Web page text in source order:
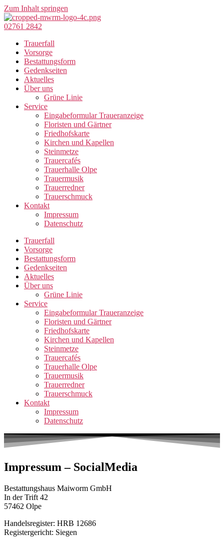
Zum Inhalt springen
02761 2842
Trauerfall
Vorsorge
Bestattungsform
Gedenkseiten
Aktuelles
Über uns
Grüne Linie
Service
Eingabeformular Traueranzeige
Floristen und Gärtner
Friedhofskarte
Kirchen und Kapellen
Steinmetze
Trauercafés
Trauerhalle Olpe
Trauermusik
Trauerredner
Trauerschmuck
Kontakt
Impressum
Datenschutz
Trauerfall
Vorsorge
Bestattungsform
Gedenkseiten
Aktuelles
Über uns
Grüne Linie
Service
Eingabeformular Traueranzeige
Floristen und Gärtner
Friedhofskarte
Kirchen und Kapellen
Steinmetze
Trauercafés
Trauerhalle Olpe
Trauermusik
Trauerredner
Trauerschmuck
Kontakt
Impressum
Datenschutz
Impressum – SocialMedia
Bestattungshaus Maiworm GmbH
In der Trift 42
57462 Olpe
Handelsregister: HRB 12686
Registergericht: Siegen